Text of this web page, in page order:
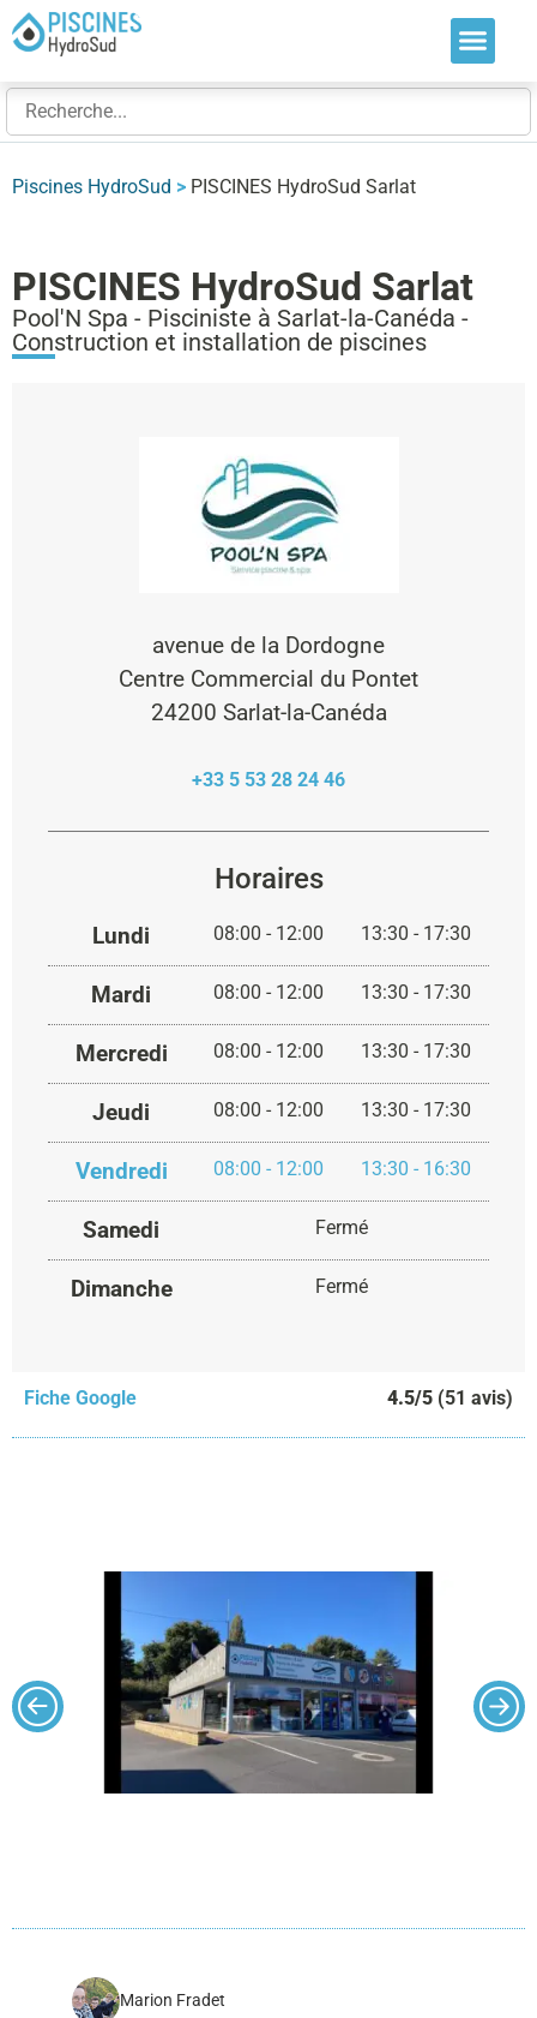
Piscines HydroSud > PISCINES HydroSud Sarlat
PISCINES HydroSud Sarlat
Pool'N Spa - Pisciniste à Sarlat-la-Canéda -
Construction et installation de piscines
avenue de la Dordogne
Centre Commercial du Pontet
24200 Sarlat-la-Canéda
+33 5 53 28 24 46
Horaires
Lundi 08:00 - 12:00 13:30 - 17:30
Mardi 08:00 - 12:00 13:30 - 17:30
Mercredi 08:00 - 12:00 13:30 - 17:30
Jeudi 08:00 - 12:00 13:30 - 17:30
Vendredi 08:00 - 12:00 13:30 - 16:30
Samedi Fermé
Dimanche Fermé
Fiche Google 4.5/5 (51 avis)
Marion Fradet